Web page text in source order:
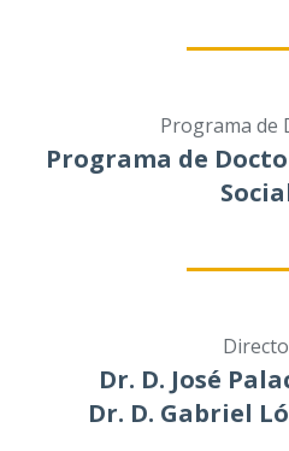
Programa de
Programa de
Dr. D. José
Dr. D. Gabriel